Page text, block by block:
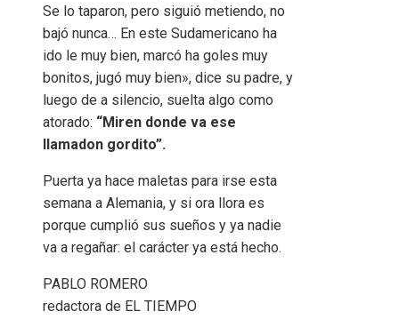
Se lo taparon, pero siguió metiendo, no
bajó nunca… En este Sudamericano ha
ido le muy bien, marcó ha goles muy
bonitos, jugó muy bien», dice su padre, y
luego de a silencio, suelta algo como
atorado: “Miren donde va ese
llamadon gordito”.
Puerta ya hace maletas para irse esta
semana a Alemania, y si ora llora es
porque cumplió sus sueños y ya nadie
va a regañar: el carácter ya está hecho.
PABLO ROMERO
redactora de EL TIEMPO